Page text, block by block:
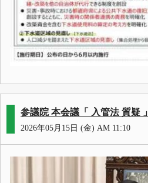
参議院 本会議「 入管法 質疑 」
2026年05月15日 (金) AM 11:10